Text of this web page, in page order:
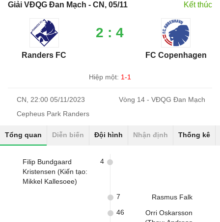
Giải VĐQG Đan Mạch - CN, 05/11 Kết thúc
Randers FC
2 : 4
FC Copenhagen
Hiệp một: 1-1
CN, 22:00 05/11/2023
Vòng 14 - VĐQG Đan Mạch
Cepheus Park Randers
Tổng quan Diễn biến Đội hình Nhận định Thống kê
Filip Bundgaard
Kristensen (Kiến tạo:
Mikkel Kallesoee)
4
Rasmus Falk
7
Orri Oskarsson
46